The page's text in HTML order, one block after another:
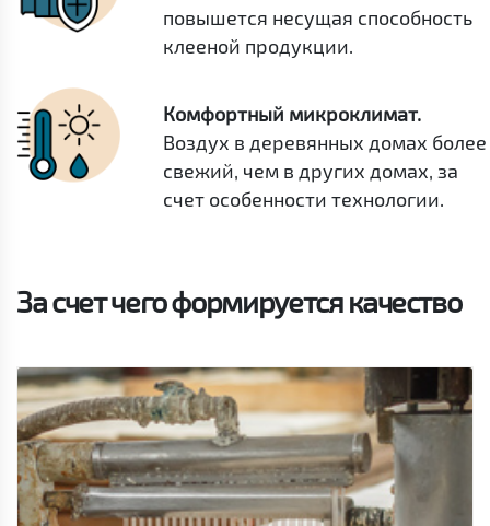
повышется несущая способность
клееной продукции.
Комфортный микроклимат.
Воздух в деревянных домах более
свежий, чем в других домах, за
счет особенности технологии.
За счет чего формируется качество